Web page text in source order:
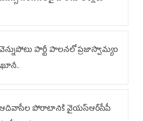
పార్టీ పాలనలో ప్రజాస్వామ్యం
పోరాటానికి వైయ‌స్ఆర్‌సీపీ